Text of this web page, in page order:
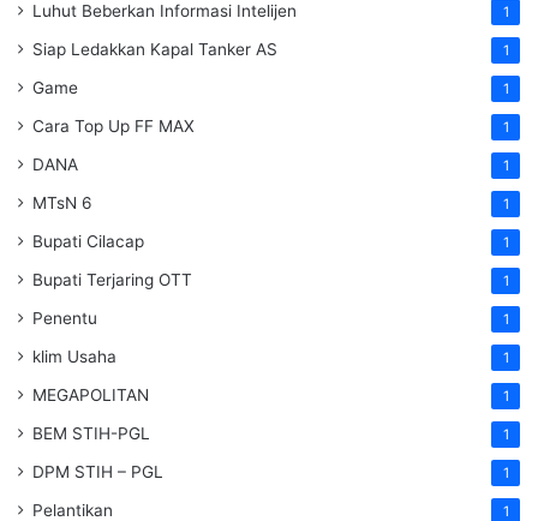
Luhut Beberkan Informasi Intelijen 1
Siap Ledakkan Kapal Tanker AS 1
Game 1
Cara Top Up FF MAX 1
DANA 1
MTsN 6 1
Bupati Cilacap 1
Bupati Terjaring OTT 1
Penentu 1
klim Usaha 1
MEGAPOLITAN 1
BEM STIH-PGL 1
DPM STIH – PGL 1
Pelantikan 1